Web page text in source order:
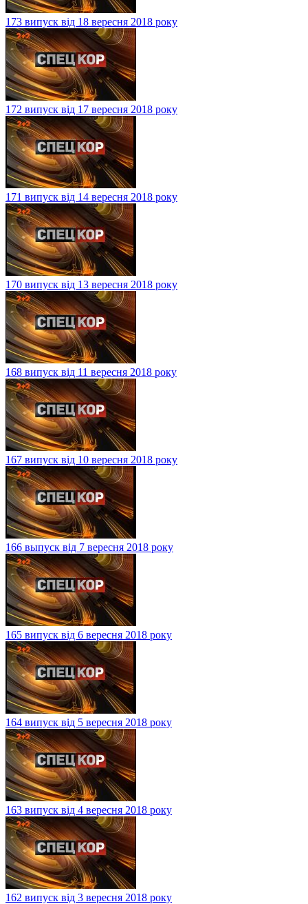
173 випуск від 18 вересня 2018 року
172 випуск від 17 вересня 2018 року
171 випуск від 14 вересня 2018 року
170 випуск від 13 вересня 2018 року
168 випуск від 11 вересня 2018 року
167 випуск від 10 вересня 2018 року
166 выпуск від 7 вересня 2018 року
165 випуск від 6 вересня 2018 року
164 випуск від 5 вересня 2018 року
163 випуск від 4 вересня 2018 року
162 випуск від 3 вересня 2018 року